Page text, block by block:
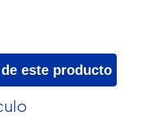
este producto